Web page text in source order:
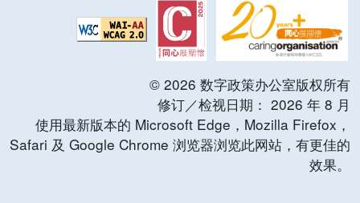
© 2026 数字政策办公室版权所有
修订／检视日期： 2026 年 8 月
使用最新版本的 Microsoft Edge，Mozilla Firefox，
Safari 及 Google Chrome 浏览器浏览此网站，有更佳的
效果。